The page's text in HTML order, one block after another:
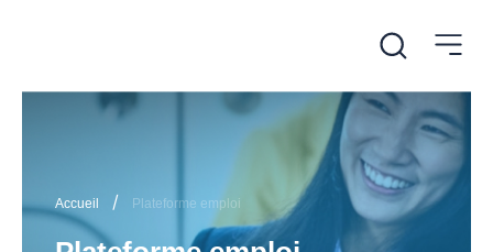
Accueil / Plateforme emploi